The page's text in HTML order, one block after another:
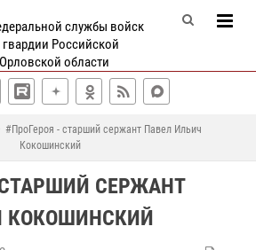
службы войск
Российской
области
#ПроГероя - cтарший сержант Павел Ильич
Кокошинский
СЕРЖАНТ
КОКОШИНСКИЙ